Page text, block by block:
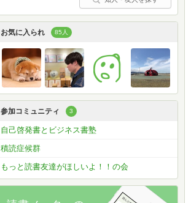
お気に入られ 85人
参加コミュニティ 3
自己啓発書とビジネス書塾
積読症候群
もっと読書友達がほしいよ！！の会